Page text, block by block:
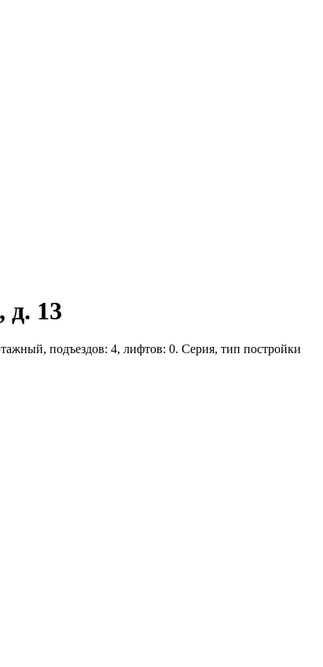
д. 13
подъездов: 4, лифтов: 0. Серия, тип постройки